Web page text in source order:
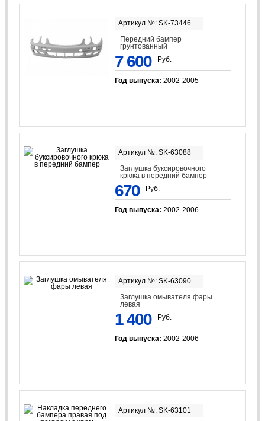
Артикул №: SK-73446
Передний бампер
грунтованный
7 600 Руб.
Год выпуска: 2002-2005
Артикул №: SK-63088
Заглушка буксировочного
крюка в передний бампер
670 Руб.
Год выпуска: 2002-2006
Артикул №: SK-63090
Заглушка омывателя фары
левая
1 400 Руб.
Год выпуска: 2002-2006
Артикул №: SK-63101